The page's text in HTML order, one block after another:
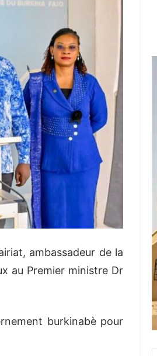
ambassadeur de la
au Premier ministre Dr
burkinabè pour